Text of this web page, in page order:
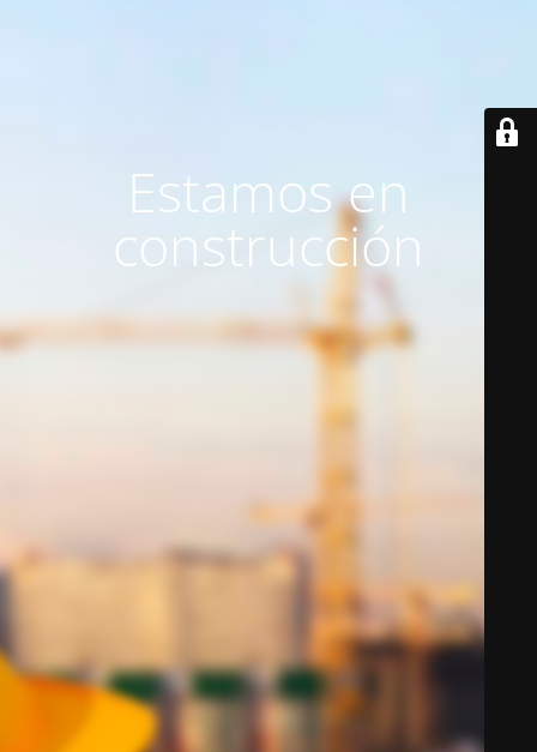
Estamos en
construcción